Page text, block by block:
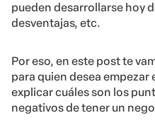
pueden desarrollarse hoy
desventajas, etc.
Por eso, en este post te
para quien desea empezar
explicar cuáles son los
negativos de tener un